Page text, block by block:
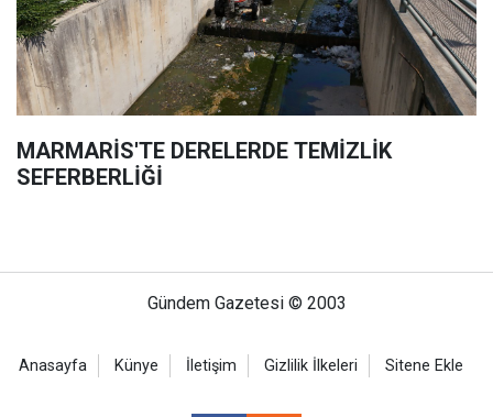
MARMARİS'TE DERELERDE TEMİZLİK
SEFERBERLİĞİ
Gündem Gazetesi © 2003
Anasayfa Künye İletişim Gizlilik İlkeleri Sitene Ekle